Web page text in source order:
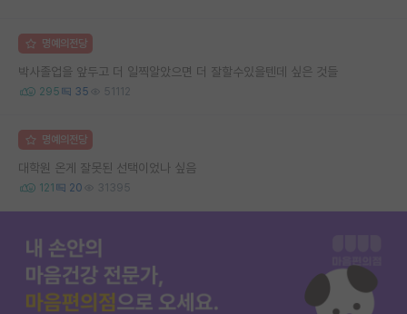
명예의전당
박사졸업을 앞두고 더 일찍알았으면 더 잘할수있을텐데 싶은 것들
295 35 51112
명예의전당
대학원 온게 잘못된 선택이었나 싶음
121 20 31395